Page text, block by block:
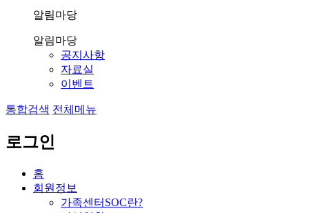
알림마당
알림마당
공지사항
자료실
이벤트
통합검색 전체메뉴
로그인
홈
회원정보
가족센터SOC란?